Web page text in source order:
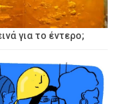
για το έντερο;